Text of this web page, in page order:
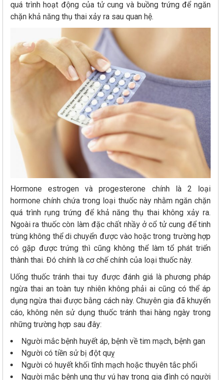
quá trình hoạt động của tử cung và buồng trứng để ngăn
chặn khả năng thụ thai xảy ra sau quan hệ.
Hormone estrogen và progesterone chính là 2 loại
hormone chính chứa trong loại thuốc này nhằm ngăn chặn
quá trình rụng trứng để khả năng thụ thai không xảy ra.
Ngoài ra thuốc còn làm đặc chất nhầy ở cổ tử cung để tinh
trùng không thể di chuyển được vào hoặc trong trường hợp
có gặp được trứng thì cũng không thể làm tổ phát triển
thành thai. Đó chính là cơ chế chính của loại thuốc này.
Uống thuốc tránh thai tuy được đánh giá là phương pháp
ngừa thai an toàn tuy nhiên không phải ai cũng có thể áp
dụng ngừa thai được bằng cách này. Chuyên gia đã khuyến
cáo, không nên sử dụng thuốc tránh thai hàng ngày trong
những trường hợp sau đây:
Người mắc bệnh huyết áp, bệnh về tim mạch, bệnh gan
Người có tiền sử bị đột quỵ
Người có huyết khối tĩnh mạch hoặc thuyên tắc phổi
Người mắc bệnh ung thư vú hay trong gia đình có người